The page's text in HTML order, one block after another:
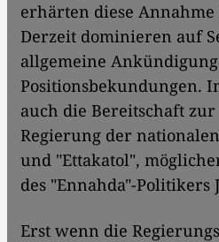
erhärten diese
Derzeit dominieren auf
allgemeine
Positionsbekundungen.
auch die Bereitschaft
Regierung der
und "Ettakatol",
des "Ennahda"-Politikers
Erst wenn die